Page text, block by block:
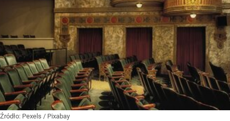
Źródło: Pexels / Pixabay